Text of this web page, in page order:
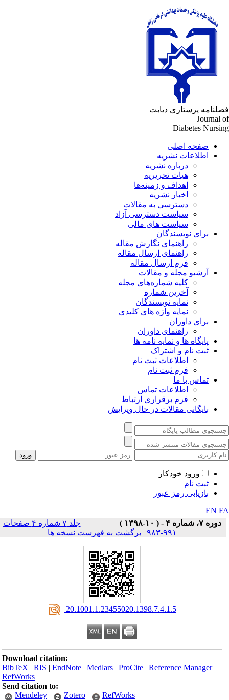
پرستاری دیابت
Journal
Diabetes
صفحه اصلی
اطلاعات نشریه
درباره نشریه
هیات تحریریه
اهداف و زمینه‌ها
اخبار نشریه
دسترسی به مقالات
سیاست دسترسی آزاد
سیاست های مالی
برای نویسندگان
راهنمای نگارش مقاله
راهنمای ارسال مقاله
فرم ارسال مقاله
آرشیو مجله و مقالات
کلیه شماره‌های مجله
آخرین شماره
نمایه نویسندگان
نمایه واژه های کلیدی
برای داوران
راهنمای داوران
پایگاه ها و نمایه نامه ها
ثبت نام و اشتراک
اطلاعات ثبت نام
فرم ثبت نام
تماس با ما
اطلاعات تماس
فرم برقراری ارتباط
بایگانی مقالات در حال ویرایش
ورود خودکار
ثبت نام
بازیابی رمز عبور
EN
دوره ۷، شماره ۴ - ( ۱۰-۱۳۹۸ )
جلد ۷ شماره ۴ صفحات
۹۹۱-۹۸۳
| برگشت به فهرست نسخه ها
‎ 20.1001.1.23455020.1398.7.4.1.5
Download citation:
BibTeX |RIS |EndNote |Medlars |ProCite |Reference Manager
RefWorks
Send citation to:
Mendeley
Zotero RefWorks